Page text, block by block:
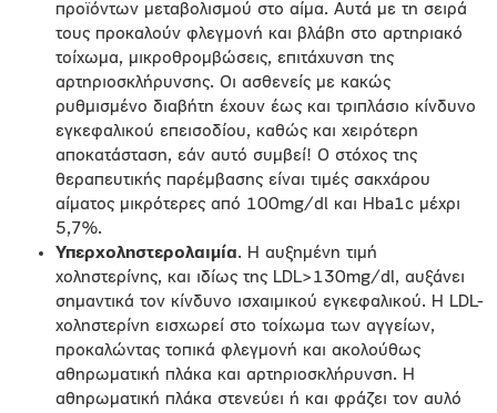
προϊόντων μεταβολισμού στο αίμα. Αυτά με τη σειρά
τους προκαλούν φλεγμονή και βλάβη στο αρτηριακό
τοίχωμα, μικροθρομβώσεις, επιτάχυνση της
αρτηριοσκλήρυνσης. Οι ασθενείς με κακώς
ρυθμισμένο διαβήτη έχουν έως και τριπλάσιο κίνδυνο
εγκεφαλικού επεισοδίου, καθώς και χειρότερη
αποκατάσταση, εάν αυτό συμβεί! Ο στόχος της
θεραπευτικής παρέμβασης είναι τιμές σακχάρου
αίματος μικρότερες από 100mg/dl και Hba1c μέχρι
5,7%.
Υπερχοληστερολαιμία. Η αυξημένη τιμή
χοληστερίνης, και ιδίως της LDL>130mg/dl, αυξάνει
σημαντικά τον κίνδυνο ισχαιμικού εγκεφαλικού. Η LDL-
χοληστερίνη εισχωρεί στο τοίχωμα των αγγείων,
προκαλώντας τοπικά φλεγμονή και ακολούθως
αθηρωματική πλάκα και αρτηριοσκλήρυνση. Η
αθηρωματική πλάκα στενεύει ή και φράζει τον αυλό